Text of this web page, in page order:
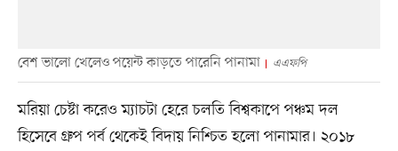
বেশ ভালো খেলেও পয়েন্ট কাড়তে পারেনি পানামা এএফপি
মরিয়া চেষ্টা করেও ম্যাচটা হেরে চলতি বিশ্বকাপে পঞ্চম দল
হিসেবে গ্রুপ পর্ব থেকেই বিদায় নিশ্চিত হলো পানামার। ২০১৮